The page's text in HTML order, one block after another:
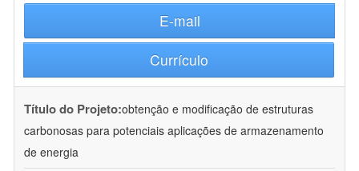
E-mail
Currículo
Título do Projeto:obtenção e modificação de estruturas
carbonosas para potenciais aplicações de armazenamento
de energia